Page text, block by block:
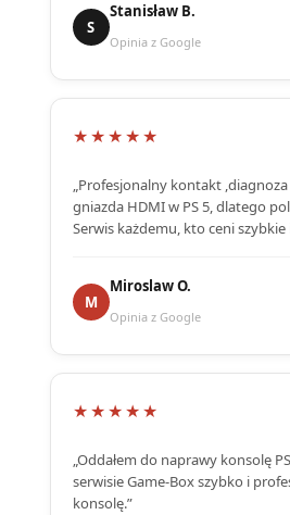
S
Stanisław B.
Opinia z Google
★★★★★
„Profesjonalny kontakt
gniazda HDMI w PS 5, dlatego
Serwis każdemu, kto ceni
M
Miroslaw O.
Opinia z Google
★★★★★
„Oddałem do naprawy konsolę
serwisie Game-Box szybko i
konsolę.”